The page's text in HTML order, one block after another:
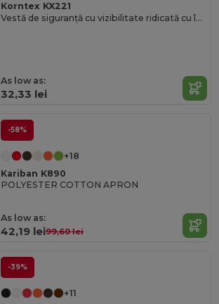
Korntex KX221
Vestă de siguranță cu vizibilitate ridicată cu închidere reglabilă
As low as:
32,33 lei
-58%
+18
Kariban K890
POLYESTER COTTON APRON
As low as:
42,19 lei99,60 lei
-39%
+11